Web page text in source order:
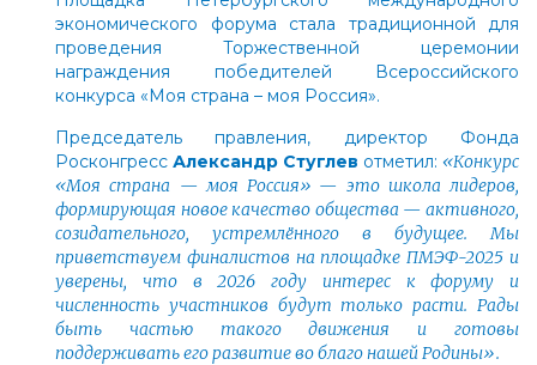
экономического форума стала традиционной для
проведения Торжественной церемонии
награждения победителей Всероссийского
конкурса «Моя страна – моя Россия».
Председатель правления, директор Фонда
Росконгресс Александр Стуглев отметил: «Конкурс
«Моя страна — моя Россия» — это школа лидеров,
формирующая новое качество общества — активного,
созидательного, устремлённого в будущее. Мы
приветствуем финалистов на площадке ПМЭФ-2025 и
уверены, что в 2026 году интерес к форуму и
численность участников будут только расти. Рады
быть частью такого движения и готовы
поддерживать его развитие во благо нашей Родины».